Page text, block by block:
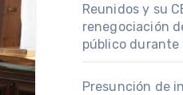
Reunidos y su
renegociación
público durante
Presunción de